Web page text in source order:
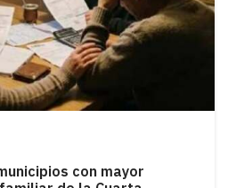
con mayor